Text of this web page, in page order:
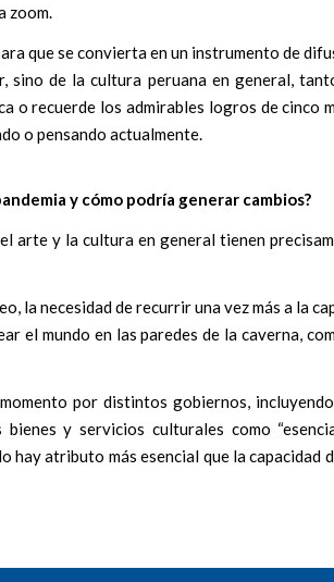
zoom.
que se convierta en un instrumento de
sino de la cultura peruana en general,
o recuerde los admirables logros de cinco
o pensando actualmente.
y cómo podría generar cambios?
arte y la cultura en general tienen
la necesidad de recurrir una vez más a la
el mundo en las paredes de la caverna,
por distintos gobiernos,
y servicios culturales como
atributo más esencial que la capacidad